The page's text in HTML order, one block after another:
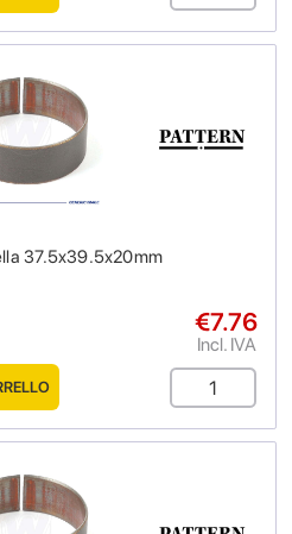
37.5x39.5x20mm
€7.76
Incl. IVA